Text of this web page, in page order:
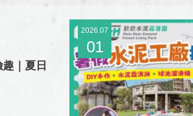
｜夏日
2026.07
01